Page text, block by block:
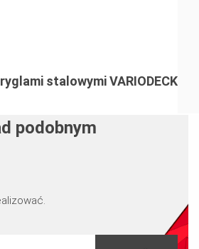
stalowymi VARIODECK
podobnym